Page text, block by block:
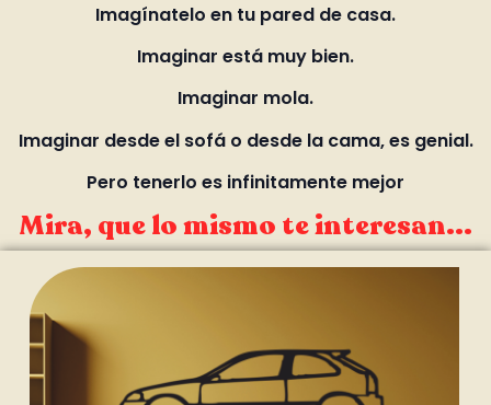
Imagínatelo en tu pared de casa.
Imaginar está muy bien.
Imaginar mola.
Imaginar desde el sofá o desde la cama, es genial.
Pero tenerlo es infinitamente mejor
Mira, que lo mismo te interesan...